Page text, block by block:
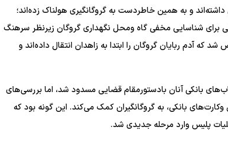
باپدربزرگ جوان۲۲ساله اختلاف مالی داشته‌اند و به همین خاطردست به گروگانگیری هولناک زده‌اند؛
برای شناسایی مخفی گاه ومحل نگهداری گروگان زیرنظر سرهنگ
آدم ربایان گروگان را ابتدا به زاهدان انتقال داده‌اند و
بانکی آنان بادستورمقام قضایی مسدود شد، اما بررسی‌های
بانکی، به گروگانگیران کمک می‌کند. این گونه بود که
پلیس وارد مرحله جدیدی شد.